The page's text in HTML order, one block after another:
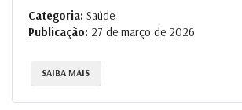
Categoria: Saúde
Publicação: 27 de março de 2026
SAIBA MAIS